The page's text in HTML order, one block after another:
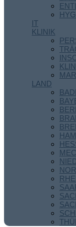
IT
KLINIK
LAND